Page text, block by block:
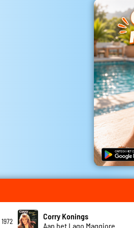
1972
Corry Konings
Aan het Lago Maggiore